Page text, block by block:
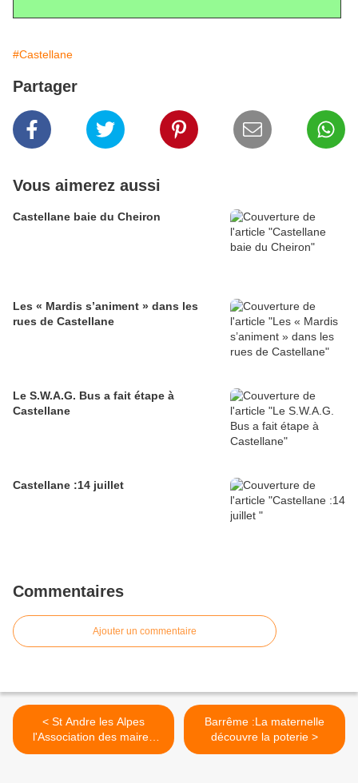
#Castellane
Partager
Vous aimerez aussi
Castellane baie du Cheiron
Les « Mardis s’animent » dans les
rues de Castellane
Le S.W.A.G. Bus a fait étape à
Castellane
Castellane :14 juillet
Commentaires
Ajouter un commentaire
< St Andre les Alpes
l'Association des maires
remettait le premier prix du
Barrême :La maternelle
découvre la poterie >